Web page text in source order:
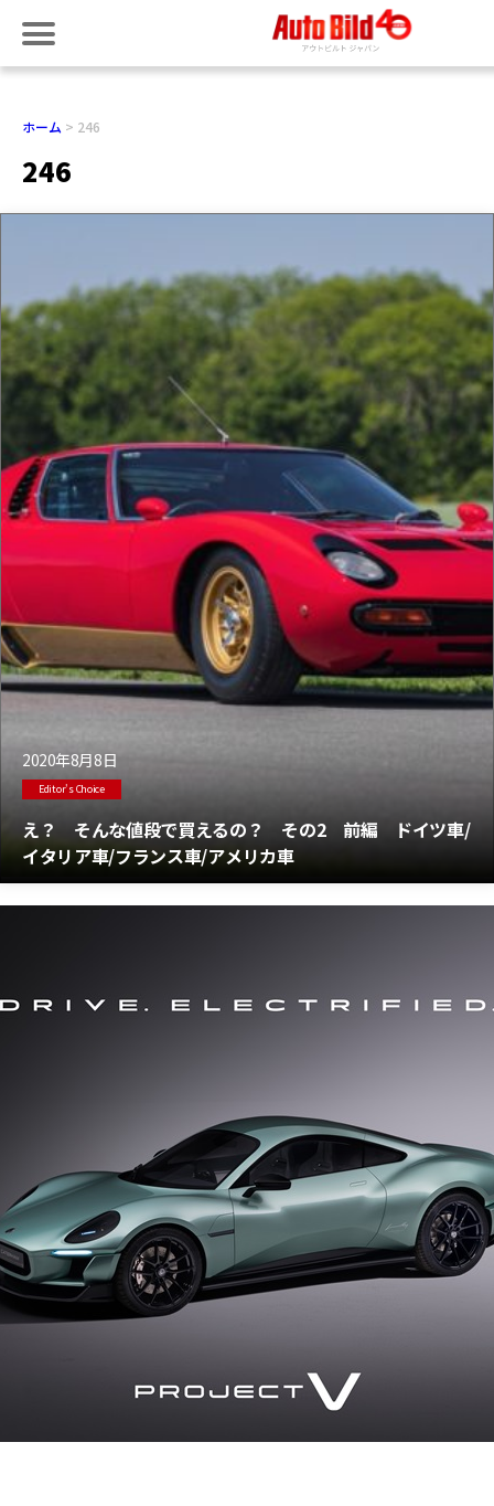
ホーム 246
246
2020年8月8日
Editor's Choice
え？ そんな値段で買えるの？ その2 前編 ドイツ車/
イタリア車/フランス車/アメリカ車